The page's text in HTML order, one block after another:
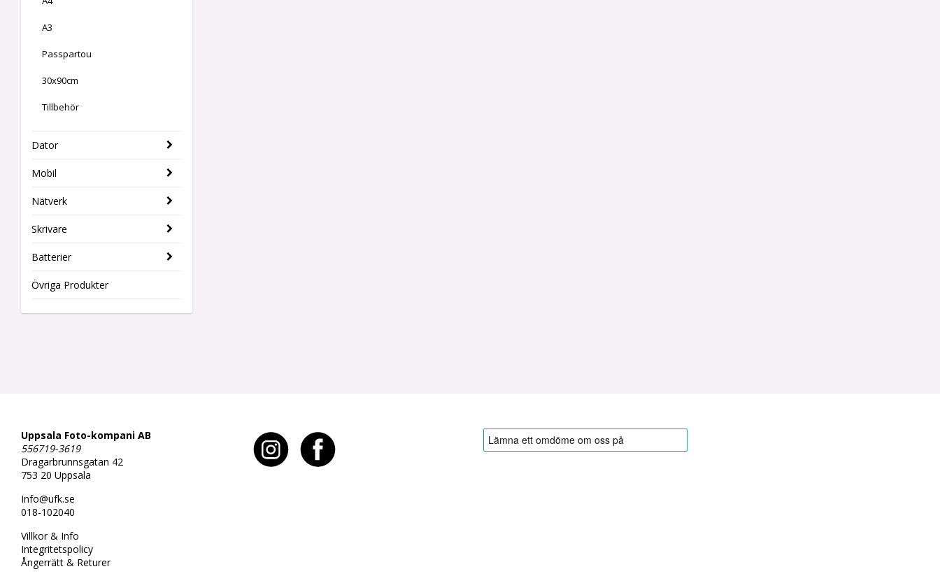
A3
Passpartou
30x90cm
Tillbehör
Dator
Mobil
Nätverk
Skrivare
Batterier
Övriga Produkter
Uppsala Foto-kompani AB
556719-3619
Dragarbrunnsgatan 42
753 20 Uppsala
Info@ufk.se
018-102040
Villkor & Info
Integritetspolicy
Ångerrätt & Returer